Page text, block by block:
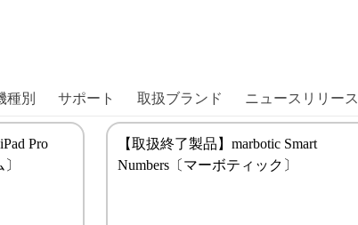
ド」をはじめ「ユニークな商品」「機能的な商品」
種別 サポート 取扱ブランド ニュースリリース
Pro
【取扱終了製品】marbotic Smart
Numbers〔マーボティック〕